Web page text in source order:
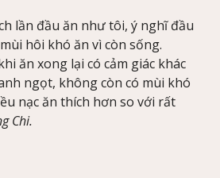
lần đầu ăn như tôi, ý nghĩ đầu
hôi khó ăn vì còn sống.
ăn xong lại có cảm giác khác
ngọt, không còn có mùi khó
nạc ăn thích hơn so với rất
Chi.